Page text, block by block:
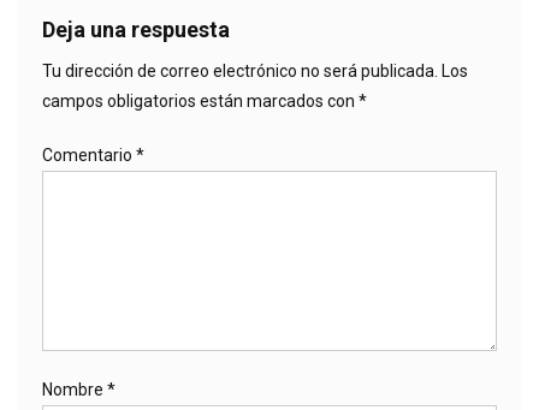
Deja una respuesta
Tu dirección de correo electrónico no será publicada. Los
campos obligatorios están marcados con *
Comentario *
Nombre *